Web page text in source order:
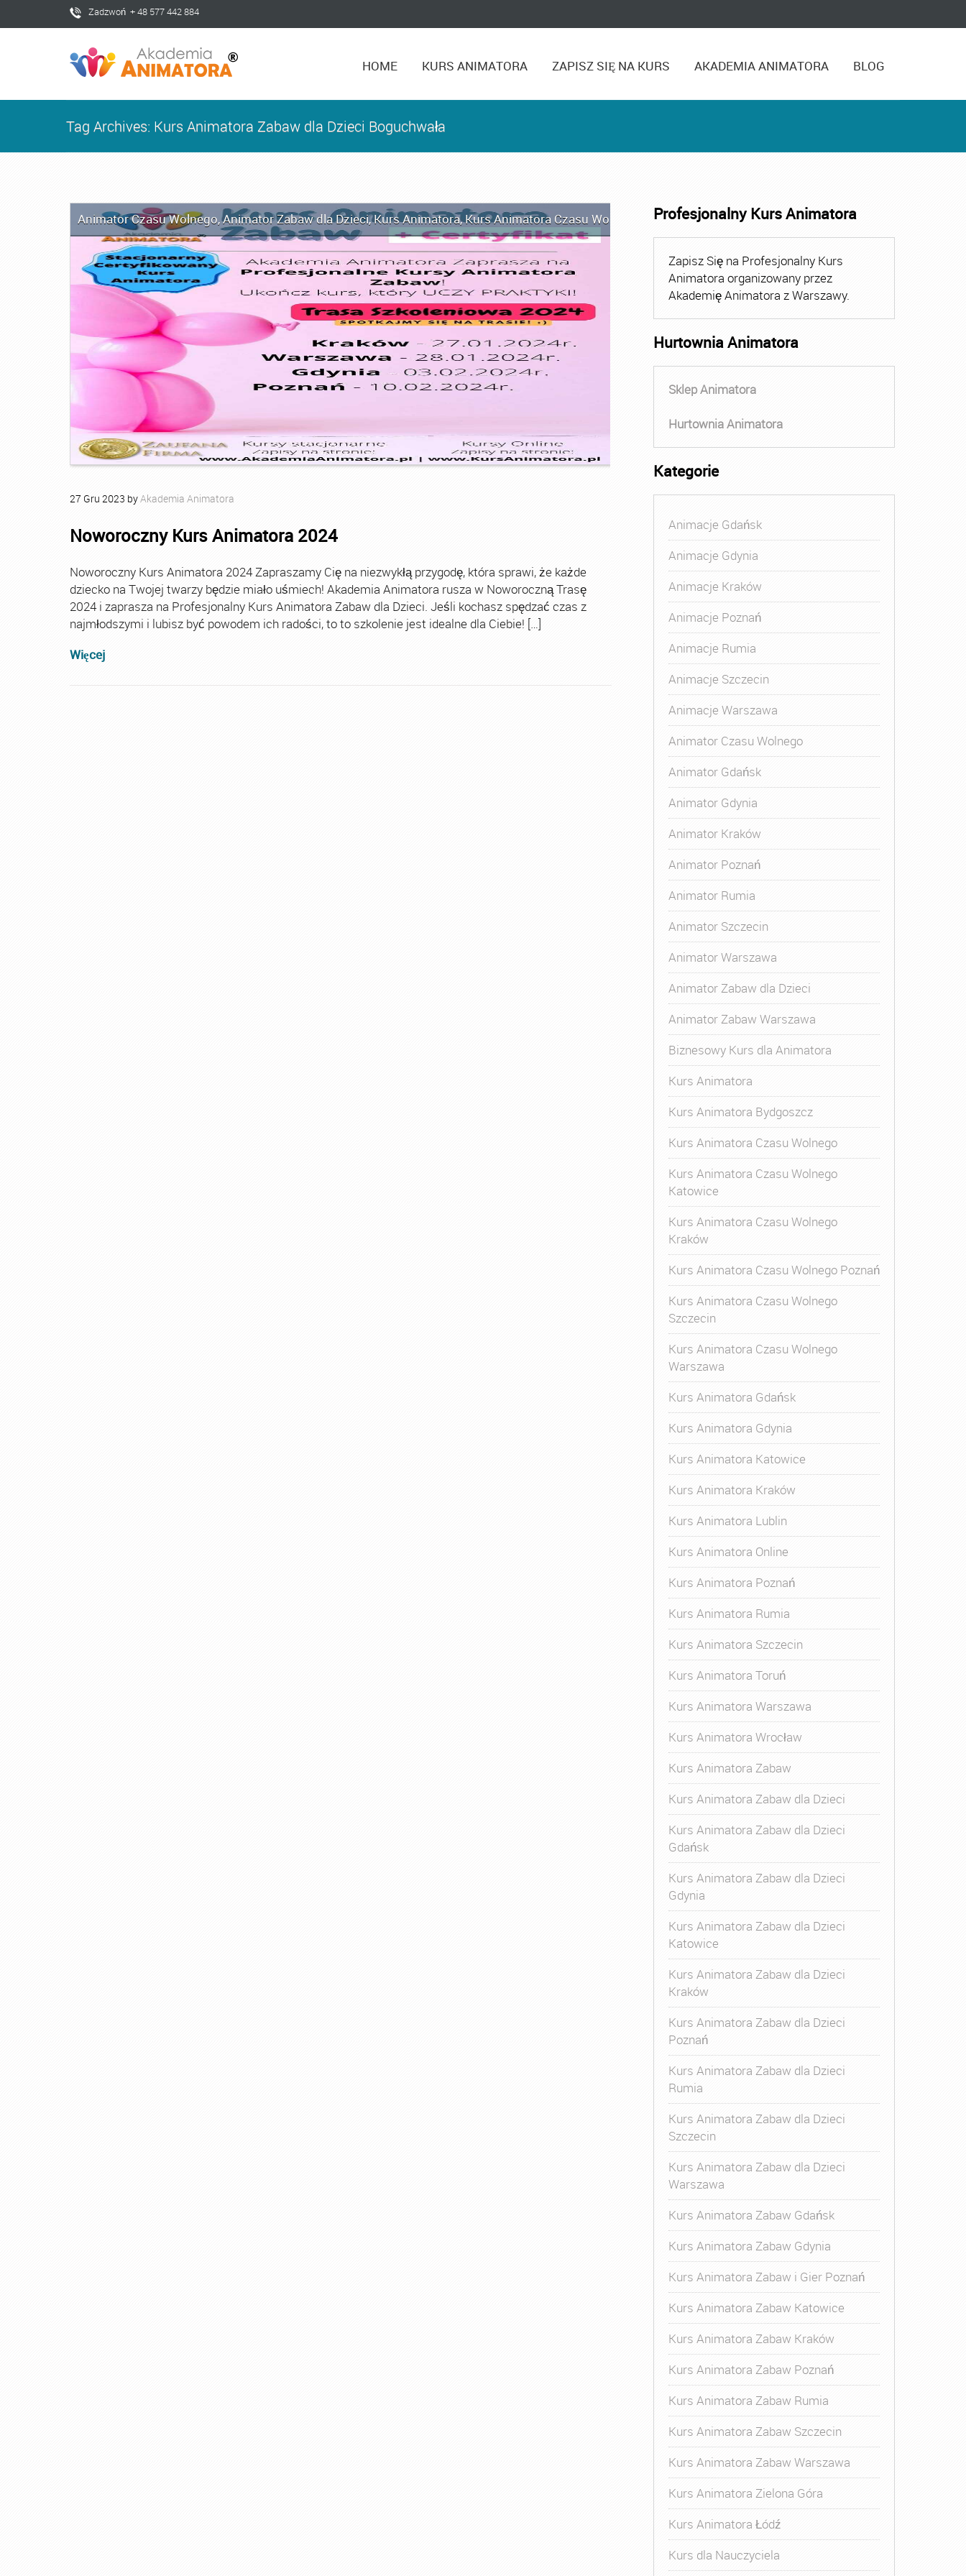
Zadzwoń + 48 577 442 884
HOME KURS ANIMATORA ZAPISZ SIĘ NA KURS AKADEMIA ANIMATORA BLOG
Tag Archives: Kurs Animatora Zabaw dla Dzieci Boguchwała
Animator Czasu Wolnego,Animator Zabaw dla Dzieci,Kurs Animatora,Kurs Animatora Czasu Wolnego Kurs Animatora Czasu Wolnego Warszawa
27 Gru 2023 byAkademia Animatora
Noworoczny Kurs Animatora 2024
Noworoczny Kurs Animatora 2024 Zapraszamy Cię na niezwykłą przygodę, która sprawi, że każde
dziecko na Twojej twarzy będzie miało uśmiech! Akademia Animatora rusza w Noworoczną Trasę
2024 i zaprasza na Profesjonalny Kurs Animatora Zabaw dla Dzieci. Jeśli kochasz spędzać czas z
najmłodszymi i lubisz być powodem ich radości, to to szkolenie jest idealne dla Ciebie! […]
Więcej
Profesjonalny Kurs Animatora
Zapisz Się na Profesjonalny Kurs
Animatora organizowany przez
Akademię Animatora z Warszawy.
Hurtownia Animatora
Sklep Animatora
Hurtownia Animatora
Kategorie
Animacje Gdańsk
Animacje Gdynia
Animacje Kraków
Animacje Poznań
Animacje Rumia
Animacje Szczecin
Animacje Warszawa
Animator Czasu Wolnego
Animator Gdańsk
Animator Gdynia
Animator Kraków
Animator Poznań
Animator Rumia
Animator Szczecin
Animator Warszawa
Animator Zabaw dla Dzieci
Animator Zabaw Warszawa
Biznesowy Kurs dla Animatora
Kurs Animatora
Kurs Animatora Bydgoszcz
Kurs Animatora Czasu Wolnego
Kurs Animatora Czasu Wolnego
Katowice
Kurs Animatora Czasu Wolnego
Kraków
Kurs Animatora Czasu Wolnego Poznań
Kurs Animatora Czasu Wolnego
Szczecin
Kurs Animatora Czasu Wolnego
Warszawa
Kurs Animatora Gdańsk
Kurs Animatora Gdynia
Kurs Animatora Katowice
Kurs Animatora Kraków
Kurs Animatora Lublin
Kurs Animatora Online
Kurs Animatora Poznań
Kurs Animatora Rumia
Kurs Animatora Szczecin
Kurs Animatora Toruń
Kurs Animatora Warszawa
Kurs Animatora Wrocław
Kurs Animatora Zabaw
Kurs Animatora Zabaw dla Dzieci
Kurs Animatora Zabaw dla Dzieci
Gdańsk
Kurs Animatora Zabaw dla Dzieci
Gdynia
Kurs Animatora Zabaw dla Dzieci
Katowice
Kurs Animatora Zabaw dla Dzieci
Kraków
Kurs Animatora Zabaw dla Dzieci
Poznań
Kurs Animatora Zabaw dla Dzieci
Rumia
Kurs Animatora Zabaw dla Dzieci
Szczecin
Kurs Animatora Zabaw dla Dzieci
Warszawa
Kurs Animatora Zabaw Gdańsk
Kurs Animatora Zabaw Gdynia
Kurs Animatora Zabaw i Gier Poznań
Kurs Animatora Zabaw Katowice
Kurs Animatora Zabaw Kraków
Kurs Animatora Zabaw Poznań
Kurs Animatora Zabaw Rumia
Kurs Animatora Zabaw Szczecin
Kurs Animatora Zabaw Warszawa
Kurs Animatora Zielona Góra
Kurs Animatora Łódź
Kurs dla Nauczyciela